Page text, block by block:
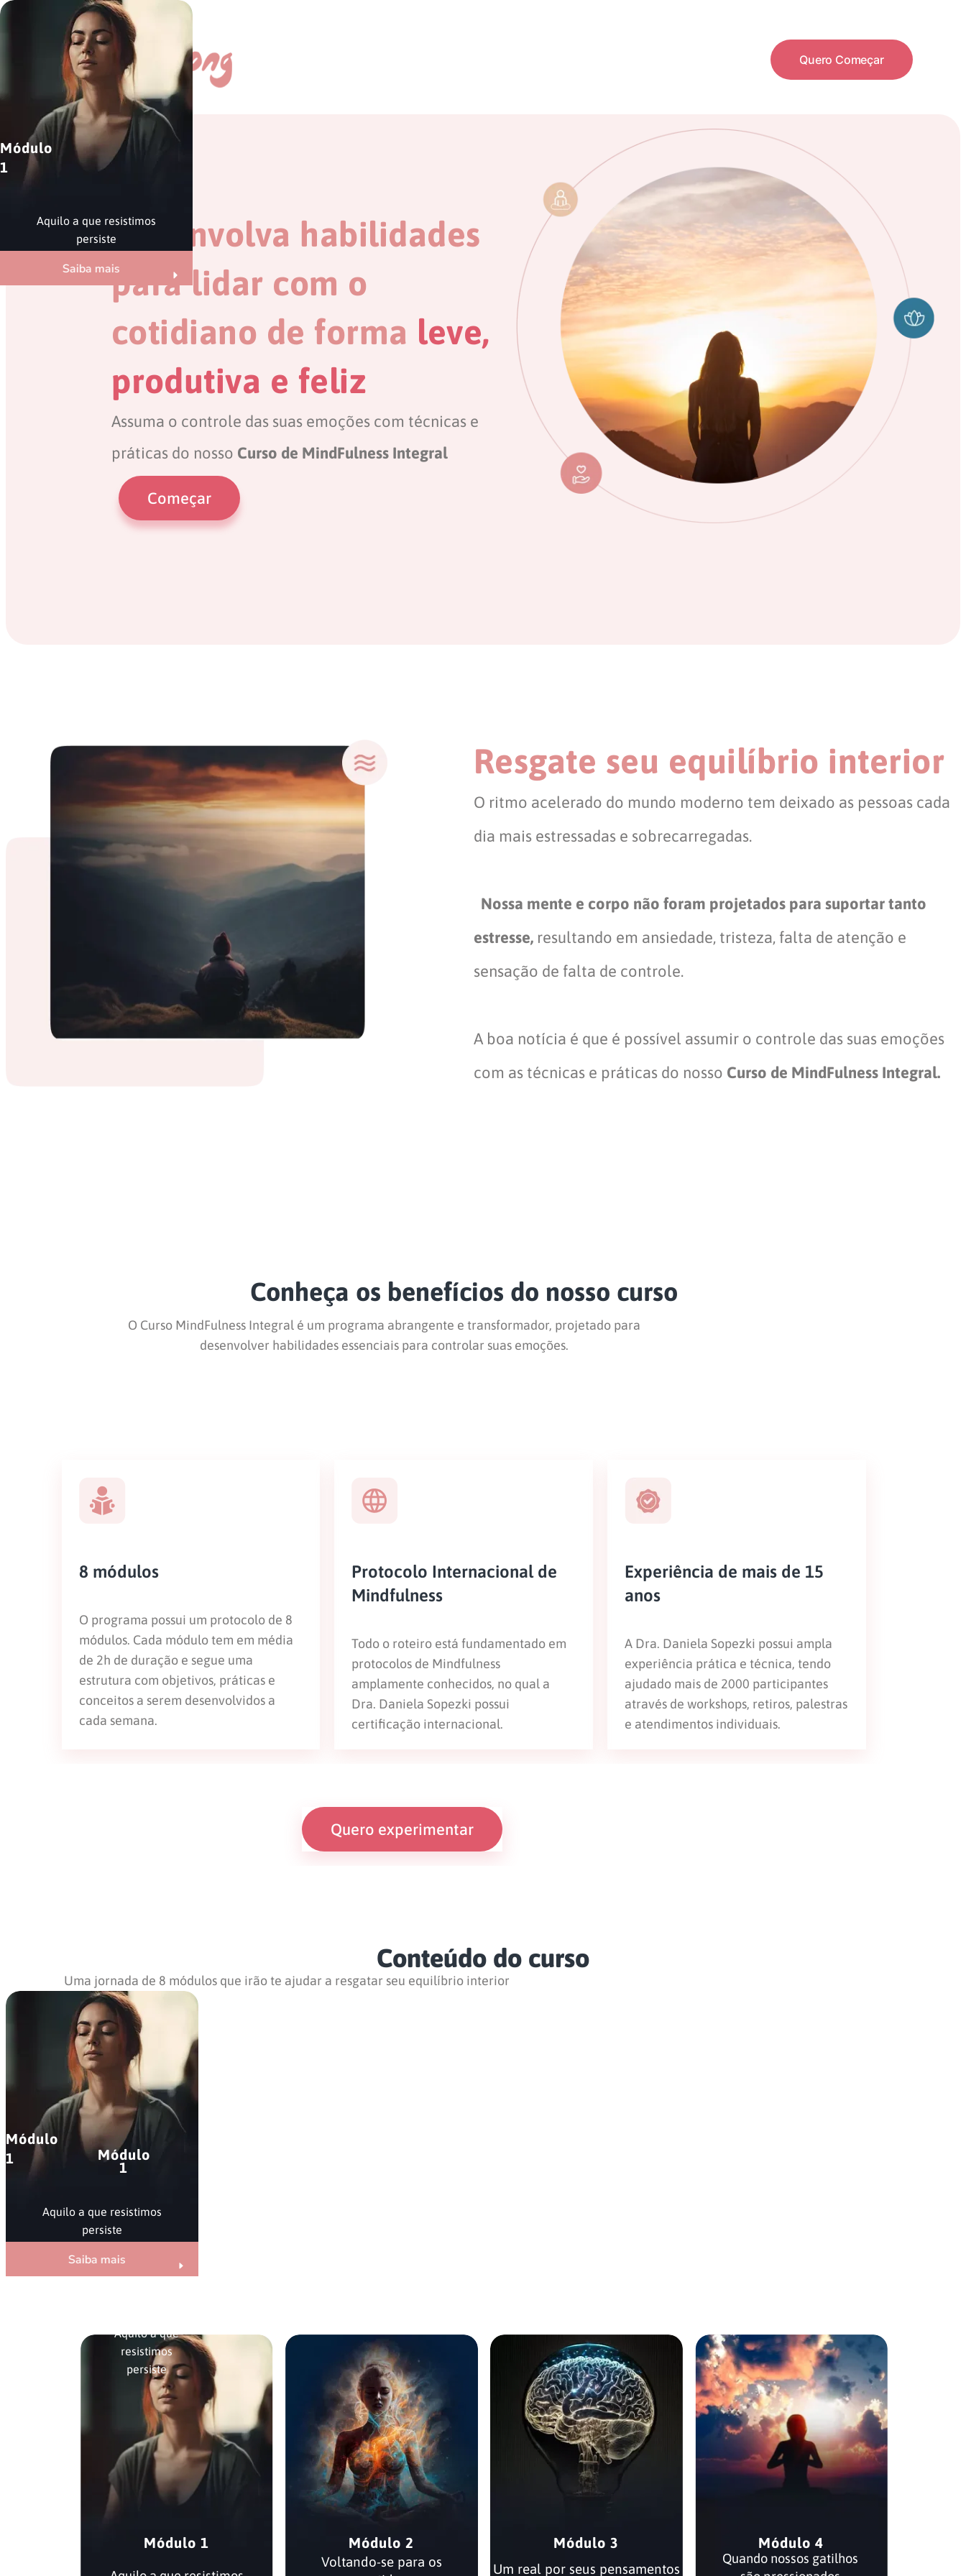
Quero Começar
Desenvolva habilidades
para lidar com o
cotidiano de forma leve,
produtiva e feliz
Assuma o controle das suas emoções com técnicas e
práticas do nosso Curso de MindFulness Integral
Começar
Resgate seu equilíbrio interior
O ritmo acelerado do mundo moderno tem deixado as pessoas cada
dia mais estressadas e sobrecarregadas.
Nossa mente e corpo não foram projetados para suportar tanto
estresse,resultando em ansiedade, tristeza, falta de atenção e
sensação de falta de controle.
A boa notícia é que é possível assumir o controle das suas emoções
com as técnicas e práticas do nosso Curso de MindFulness Integral.
Conheça os benefícios do nosso curso
O Curso MindFulness Integral é um programa abrangente e transformador, projetado para
desenvolver habilidades essenciais para controlar suas emoções.
8 módulos
O programa possui um protocolo de 8
módulos. Cada módulo tem em média
de 2h de duração e segue uma
estrutura com objetivos, práticas e
conceitos a serem desenvolvidos a
cada semana.
Protocolo Internacional de
Mindfulness
Todo o roteiro está fundamentado em
protocolos de Mindfulness
amplamente conhecidos, no qual a
Dra. Daniela Sopezki possui
certificação internacional.
Experiência de mais de 15
anos
A Dra. Daniela Sopezki possui ampla
experiência prática e técnica, tendo
ajudado mais de 2000 participantes
através de workshops, retiros, palestras
e atendimentos individuais.
Quero experimentar
Conteúdo do curso
Uma jornada de 8 módulos que irão te ajudar a resgatar seu equilíbrio interior
Saiba mais
Módulo
1
Aquilo a que resistimos
persiste
Módulo 1 Módulo 2
Voltando-se para os
Módulo 3
Um real por seus pensamentos
Módulo 4
Quando nossos gatilhos
Módulo
1
Aquilo a que
resistimos
persiste
Saiba mais
Módulo
1
Aquilo a que resistimos
persiste